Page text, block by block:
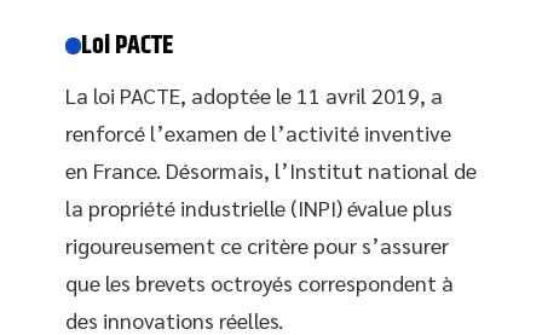
Loi PACTE
La loi PACTE, adoptée le 11 avril 2019, a
renforcé l’examen de l’activité inventive
en France. Désormais, l’Institut national de
la propriété industrielle (INPI) évalue plus
rigoureusement ce critère pour s’assurer
que les brevets octroyés correspondent à
des innovations réelles.